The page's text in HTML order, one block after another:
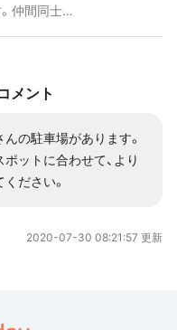
1274]
1275]
仲間同士で
メント
の駐車場があります。
ットに合わせて、より
ださい。
2020-07-30 08:21:57 更新